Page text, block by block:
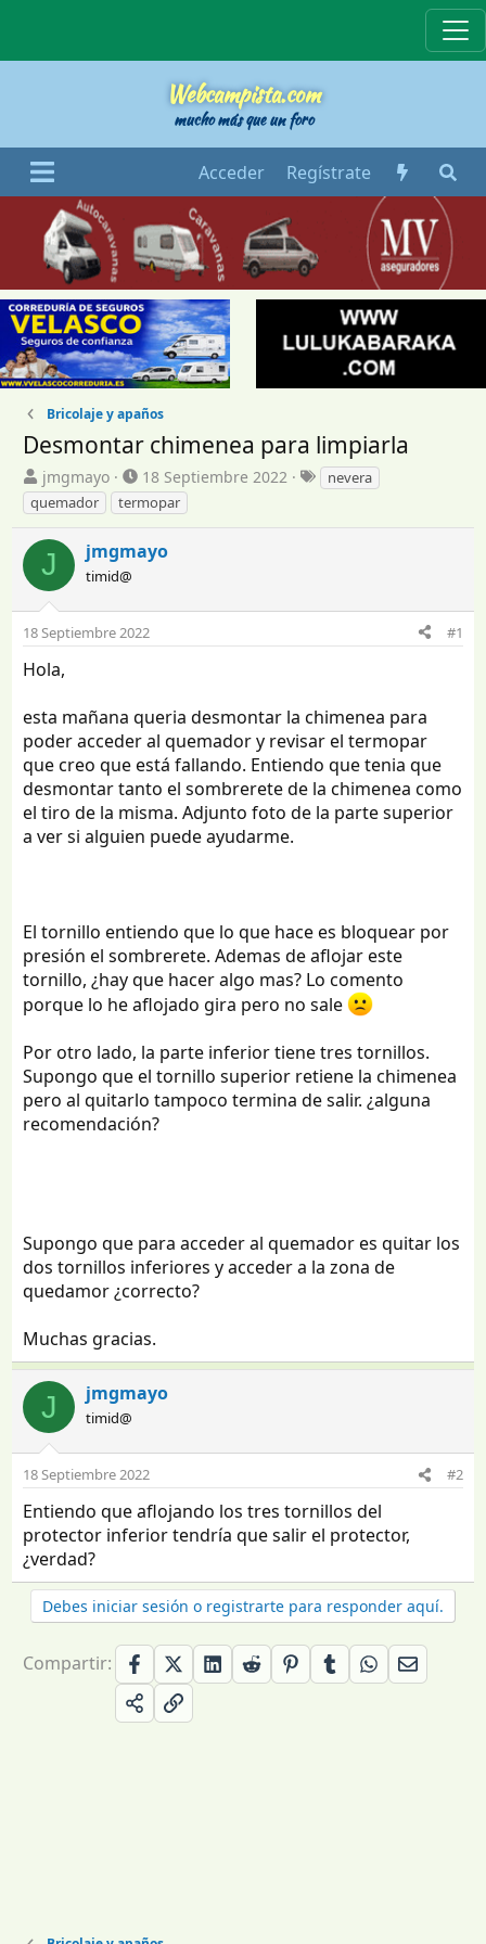
Webcampista.com
mucho más que un foro
Acceder Regístrate
Bricolaje y apaños
Desmontar chimenea para limpiarla
I
n
i
c
a
d
r
d
e
t
e
m
a
jmgmayo
F
e
c
a
n
o
18 Septiembre 2022
E
t
nevera
quemador
termopar
J jmgmayo
timid@
18 Septiembre 2022 #1
Hola,
esta mañana queria desmontar la chimenea para
poder acceder al quemador y revisar el termopar
que creo que está fallando. Entiendo que tenia que
desmontar tanto el sombrerete de la chimenea como
el tiro de la misma. Adjunto foto de la parte superior
a ver si alguien puede ayudarme.
El tornillo entiendo que lo que hace es bloquear por
presión el sombrerete. Ademas de aflojar este
tornillo, ¿hay que hacer algo mas? Lo comento
porque lo he aflojado gira pero no sale
Por otro lado, la parte inferior tiene tres tornillos.
Supongo que el tornillo superior retiene la chimenea
pero al quitarlo tampoco termina de salir. ¿alguna
recomendación?
Supongo que para acceder al quemador es quitar los
dos tornillos inferiores y acceder a la zona de
quedamor ¿correcto?
Muchas gracias.
J jmgmayo
timid@
18 Septiembre 2022 #2
Entiendo que aflojando los tres tornillos del
protector inferior tendría que salir el protector,
¿verdad?
Debes iniciar sesión o registrarte para responder aquí.
Compartir: